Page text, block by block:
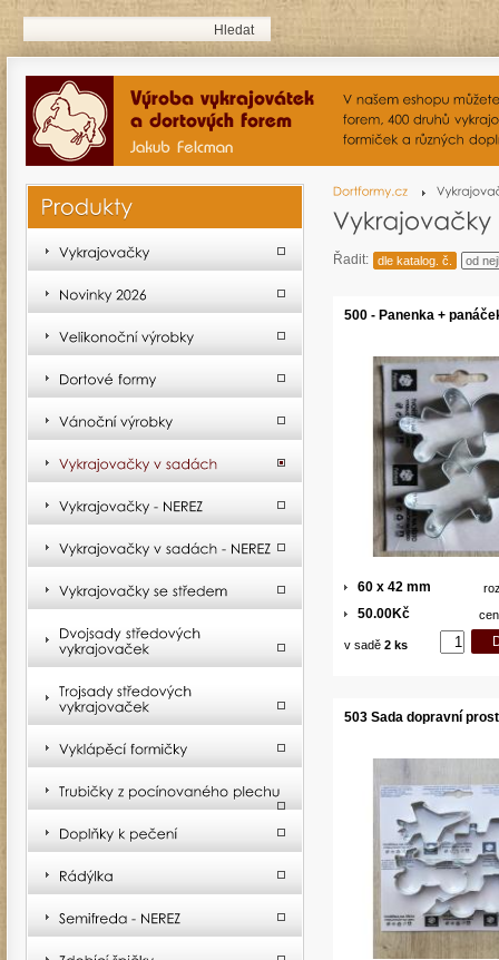
Řadit: dle katalog. č. od
500 - Panenka +
60 x 42 mm
50.00Kč
v sadě 2 ks
503 Sada dopravní